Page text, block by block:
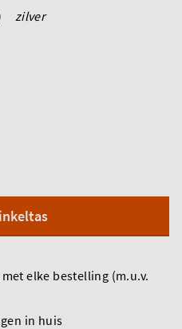
zilver
elke bestelling (m.u.v.
in huis